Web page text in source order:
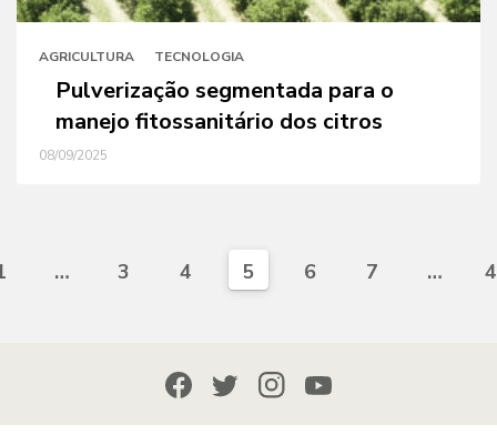
AGRICULTURA TECNOLOGIA
Pulverização segmentada para o
manejo fitossanitário dos citros
08/09/2025
… 3 4 5 6 7 …